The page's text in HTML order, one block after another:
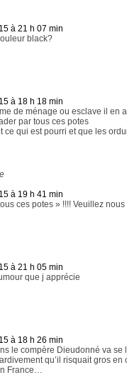
à 21 h 07 min
black?
à 18 h 18 min
de ménage ou esclave il en
par tous ces potes
ce qui est pourri et que les
à 19 h 41 min
ces potes » !!!! Veuillez
à 21 h 05 min
que j apprécie
à 18 h 26 min
le compère Dieudonné va
qu’il risquait gros
France…